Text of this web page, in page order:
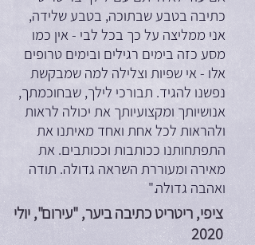
כתיבה בטבע שבתוכה, בטבע שלידה,
אני ממליצה על כך בכל לבי - אין כמו
מסע כזה בימים רגילים ובימים טרופים
אלו - אי שפיות וצלילה למה שמבקשת
נפשנו להגיד. תבורכי לילך, שבחוכמתך,
אנושיותך ומקצועיותך את יכולה לראות
ולהראות לכל אחת ואחד מאיתנו את
התפתחותנו ככותבות וככותבים. את
מאירה ומעוררת השראה גדולה. תודה
ואהבה גדולה."
ציפי, ריטריט כתיבה ביער, "עירום", יולי
2020